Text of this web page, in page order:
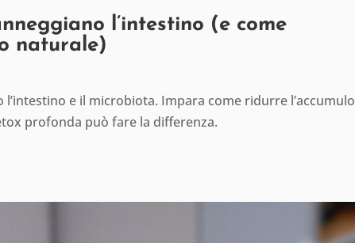
l’intestino (e come
naturale)
l’intestino e il microbiota. Impara come ridurre l’accumulo
profonda può fare la differenza.